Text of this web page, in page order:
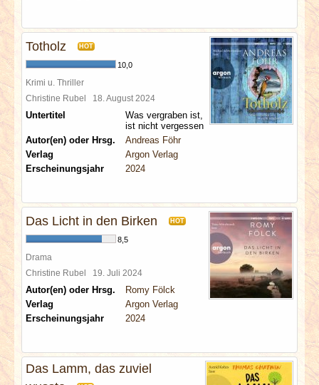
Totholz HOT
10,0
Krimi u. Thriller
Christine Rubel 18. August 2024
Untertitel
Was vergraben ist,
ist nicht vergessen
Autor(en) oder Hrsg.
Andreas Föhr
Verlag
Argon Verlag
Erscheinungsjahr
2024
Das Licht in den Birken HOT
8,5
Drama
Christine Rubel 19. Juli 2024
Autor(en) oder Hrsg.
Romy Fölck
Verlag
Argon Verlag
Erscheinungsjahr
2024
Das Lamm, das zuviel